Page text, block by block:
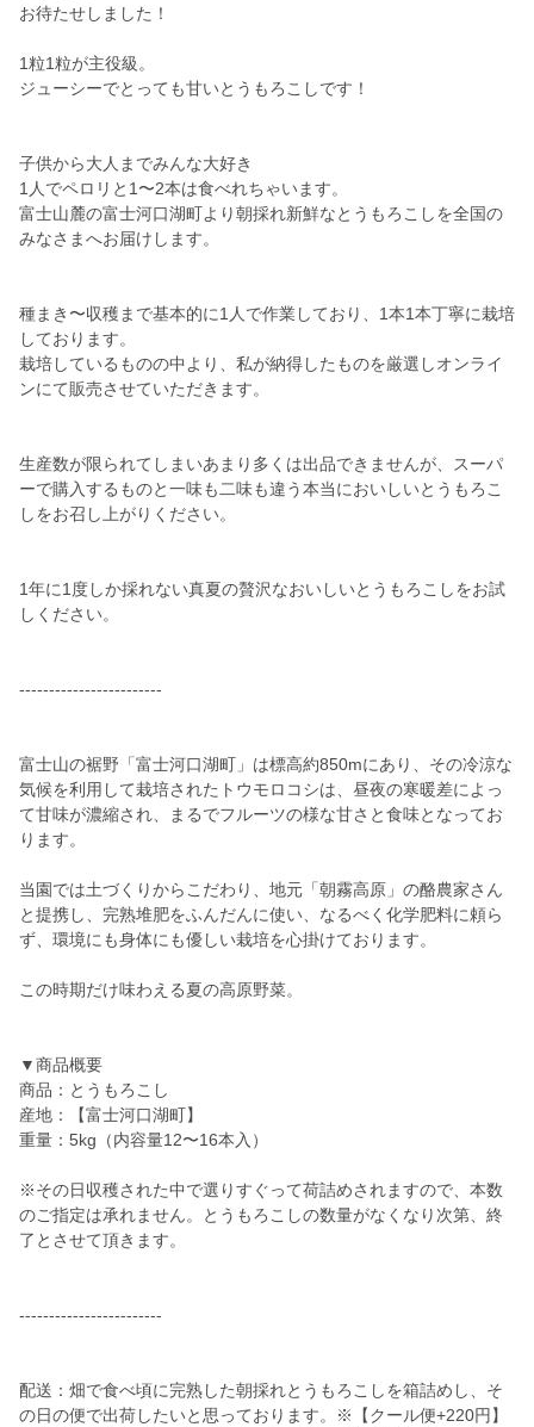
お待たせしました！
1粒1粒が主役級。
ジューシーでとっても甘いとうもろこしです！
子供から大人までみんな大好き
1人でペロリと1〜2本は食べれちゃいます。
富士山麓の富士河口湖町より朝採れ新鮮なとうもろこしを全国の
みなさまへお届けします。
種まき〜収穫まで基本的に1人で作業しており、1本1本丁寧に栽培
しております。
栽培しているものの中より、私が納得したものを厳選しオンライ
ンにて販売させていただきます。
生産数が限られてしまいあまり多くは出品できませんが、スーパ
ーで購入するものと一味も二味も違う本当においしいとうもろこ
しをお召し上がりください。
1年に1度しか採れない真夏の贅沢なおいしいとうもろこしをお試
しください。
------------------------
富士山の裾野「富士河口湖町」は標高約850mにあり、その冷涼な
気候を利用して栽培されたトウモロコシは、昼夜の寒暖差によっ
て甘味が濃縮され、まるでフルーツの様な甘さと食味となってお
ります。
当園では土づくりからこだわり、地元「朝霧高原」の酪農家さん
と提携し、完熟堆肥をふんだんに使い、なるべく化学肥料に頼ら
ず、環境にも身体にも優しい栽培を心掛けております。
この時期だけ味わえる夏の高原野菜。
▼商品概要
商品：とうもろこし
産地：【富士河口湖町】
重量：5kg（内容量12〜16本入）
※その日収穫された中で選りすぐって荷詰めされますので、本数
のご指定は承れません。とうもろこしの数量がなくなり次第、終
了とさせて頂きます。
------------------------
配送：畑で食べ頃に完熟した朝採れとうもろこしを箱詰めし、そ
の日の便で出荷したいと思っております。※【クール便+220円】